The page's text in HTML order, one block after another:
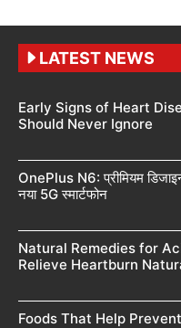
LATEST NEWS
Early Signs of Heart
Should Never Ignore
OnePlus N6: प्रीमियम
नया 5G स्मार्टफोन
Natural Remedies for
Relieve Heartburn
Foods That Help